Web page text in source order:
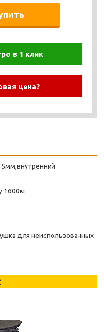
в 1 клик
цена?
1600кг
для неиспользованных